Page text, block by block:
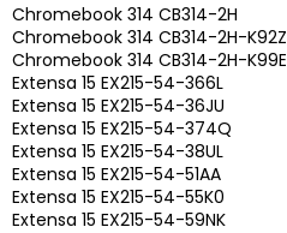
Chromebook 314 CB314-2H
Chromebook 314 CB314-2H-K92Z
Chromebook 314 CB314-2H-K99E
Extensa 15 EX215-54-366L
Extensa 15 EX215-54-36JU
Extensa 15 EX215-54-374Q
Extensa 15 EX215-54-38UL
Extensa 15 EX215-54-51AA
Extensa 15 EX215-54-55K0
Extensa 15 EX215-54-59NK